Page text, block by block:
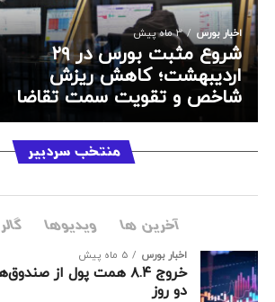
اخبار بورس 3 ماه پیش
شروع مثبت بورس در ۲۹
اردیبهشت؛ کاهش ریزش
شاخص و تقویت سمت تقاضا
منتخب سردبیر
آخرین ها ویدیوها
اخبار بورس 5 ماه پیش
خروج ۸.۴ همت پول از
دو روز